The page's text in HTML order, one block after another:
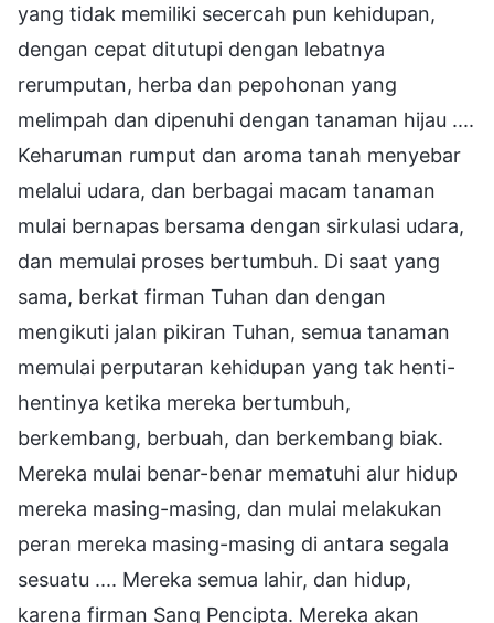
yang tidak memiliki secercah pun kehidupan,
dengan cepat ditutupi dengan lebatnya
rerumputan, herba dan pepohonan yang
melimpah dan dipenuhi dengan tanaman hijau ....
Keharuman rumput dan aroma tanah menyebar
melalui udara, dan berbagai macam tanaman
mulai bernapas bersama dengan sirkulasi udara,
dan memulai proses bertumbuh. Di saat yang
sama, berkat firman Tuhan dan dengan
mengikuti jalan pikiran Tuhan, semua tanaman
memulai perputaran kehidupan yang tak henti-
hentinya ketika mereka bertumbuh,
berkembang, berbuah, dan berkembang biak.
Mereka mulai benar-benar mematuhi alur hidup
mereka masing-masing, dan mulai melakukan
peran mereka masing-masing di antara segala
sesuatu .... Mereka semua lahir, dan hidup,
karena firman Sang Pencipta. Mereka akan